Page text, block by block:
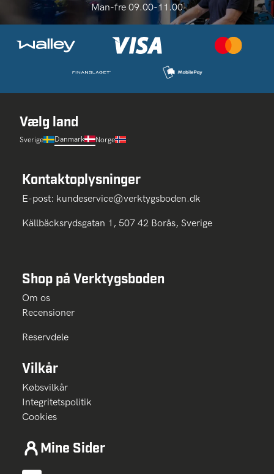
Man-fre 09.00-11.00
Vælg land
Sverige Danmark Norge
Kontaktoplysninger
E-post: kundeservice@verktygsboden.dk
Källbäcksrydsgatan 1, 507 42 Borås, Sverige
Shop på Verktygsboden
Om os
Recensioner
Reservdele
Vilkår
Købsvilkår
Integritetspolitik
Cookies
Mine Sider